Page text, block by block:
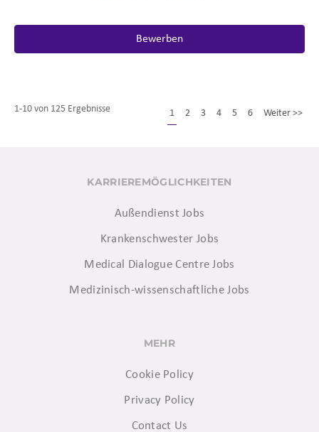
Bewerben
1-10 von 125 Ergebnisse 1 2 3 4 5 6 Weiter >>
KARRIEREMÖGLICHKEITEN
Außendienst Jobs
Krankenschwester Jobs
Medical Dialogue Centre Jobs
Medizinisch-wissenschaftliche Jobs
MEHR
Cookie Policy
Privacy Policy
Contact Us